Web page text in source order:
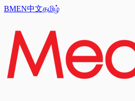
BMEN中文தமிழ்